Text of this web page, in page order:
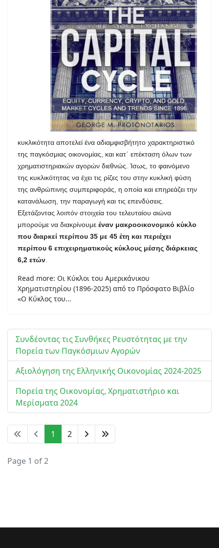
κυκλικότητα αποτελεί ένα αδιαμφισβήτητο χαρακτηριστικό
της παγκόσμιας οικονομίας, και κατ΄ επέκταση όλων των
χρηματιστηριακών αγορών διεθνώς. Ίσως, το φαινόμενο
της κυκλικότητας να έχει τις ρίζες του στην κυκλική φύση
της ανθρώπινης συμπεριφοράς, η οποία και επηρεάζει την
κατανάλωση, την παραγωγή και τις επενδύσεις.
Εξετάζοντας λοιπόν στοιχεία του τελευταίου αιώνα
μπορούμε να διακρίνουμε έναν μακροοικονομικό κύκλο
που διαρκεί περίπου 35 με 45 έτη και περιέχει
περίπου 6 επιχειρηματικούς κύκλους μέσης διάρκειας
6,2 ετών
Read more: Οι Κύκλοι του Αμερικάνικου
Χρηματιστηρίου (1896-2025) από το Πρόσφατο Βιβλίο
«Ο Κύκλος του...
Συνδέοντας τις Συνθήκες Ρευστότητας με την
Πορεία των Παγκόσμιων Αγορών
Αξιολόγηση της Ελληνικής Οικονομίας 2024-2025
Πορεία της Οικονομίας, Χρηματιστήριο και
Μερίσματα 2024
1 2
Page 1 of 2